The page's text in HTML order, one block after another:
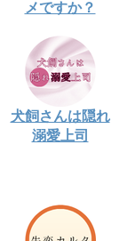
メですか？
犬飼さんは隠れ
溺愛上司